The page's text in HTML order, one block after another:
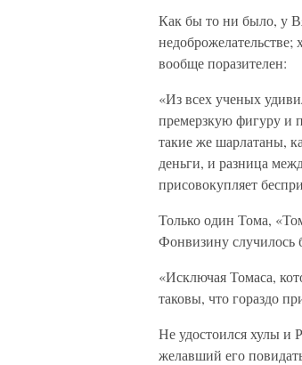
Как бы то ни было, у
вообще поразителен:
«Из всех ученых
премерзкую фигуру и
такие же шарлатаны,
деньги, и разница
присовокупляет
Только один Тома,
Фонвизину случилось
«Исключая Томаса,
таковы, что гораздо
Не удостоился хулы и
желавший его